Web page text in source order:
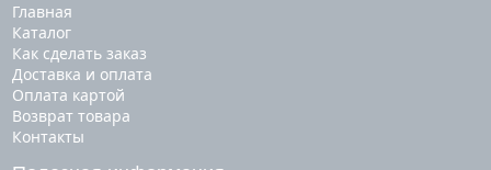
Главная
Каталог
Как сделать заказ
Доставка и оплата
Оплата картой
Возврат товара
Контакты